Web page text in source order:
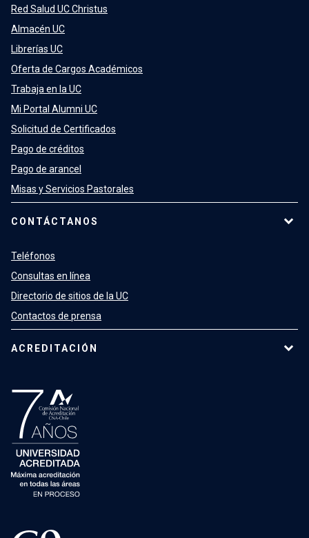
Red Salud UC Christus
Almacén UC
Librerías UC
Oferta de Cargos Académicos
Trabaja en la UC
Mi Portal Alumni UC
Solicitud de Certificados
Pago de créditos
Pago de arancel
Misas y Servicios Pastorales
CONTÁCTANOS
Teléfonos
Consultas en línea
Directorio de sitios de la UC
Contactos de prensa
ACREDITACIÓN